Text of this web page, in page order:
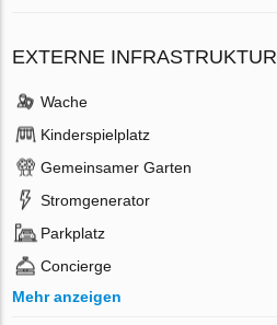
EXTERNE INFRASTRUKTUR
Wache
Kinderspielplatz
Gemeinsamer Garten
Stromgenerator
Parkplatz
Concierge
Mehr anzeigen